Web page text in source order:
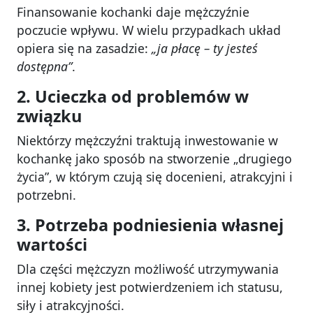
Finansowanie kochanki daje mężczyźnie
poczucie wpływu. W wielu przypadkach układ
opiera się na zasadzie: „ja płacę – ty jesteś
dostępna”.
2. Ucieczka od problemów w
związku
Niektórzy mężczyźni traktują inwestowanie w
kochankę jako sposób na stworzenie „drugiego
życia”, w którym czują się docenieni, atrakcyjni i
potrzebni.
3. Potrzeba podniesienia własnej
wartości
Dla części mężczyzn możliwość utrzymywania
innej kobiety jest potwierdzeniem ich statusu,
siły i atrakcyjności.